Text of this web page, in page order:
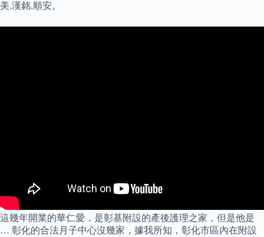
美.漢銘.順安。
這幾年開業的華仁愛，是彰基附設的產後護理之家，但是他是
… 彰化的合法月子中心沒幾家，據我所知，彰化市區內在附設